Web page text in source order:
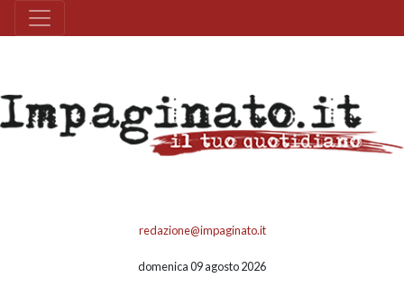
redazione@impaginato.it
domenica 09 agosto 2026